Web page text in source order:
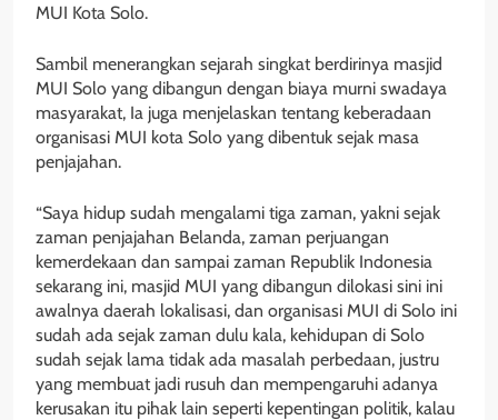
MUI Kota Solo.
Sambil menerangkan sejarah singkat berdirinya masjid
MUI Solo yang dibangun dengan biaya murni swadaya
masyarakat, Ia juga menjelaskan tentang keberadaan
organisasi MUI kota Solo yang dibentuk sejak masa
penjajahan.
“Saya hidup sudah mengalami tiga zaman, yakni sejak
zaman penjajahan Belanda, zaman perjuangan
kemerdekaan dan sampai zaman Republik Indonesia
sekarang ini, masjid MUI yang dibangun dilokasi sini ini
awalnya daerah lokalisasi, dan organisasi MUI di Solo ini
sudah ada sejak zaman dulu kala, kehidupan di Solo
sudah sejak lama tidak ada masalah perbedaan, justru
yang membuat jadi rusuh dan mempengaruhi adanya
kerusakan itu pihak lain seperti kepentingan politik, kalau